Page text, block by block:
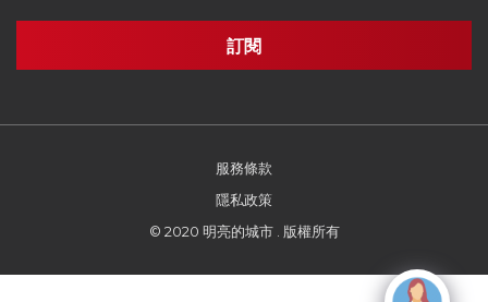
服務條款
隱私政策
© 2020 明亮的城市 . 版權所有